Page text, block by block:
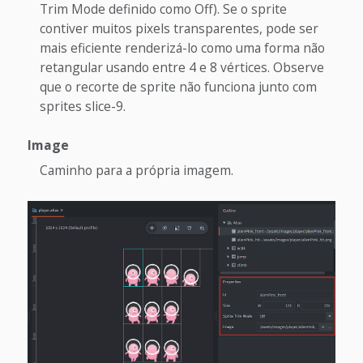
Trim Mode definido como Off). Se o sprite
contiver muitos pixels transparentes, pode ser
mais eficiente renderizá-lo como uma forma não
retangular usando entre 4 e 8 vértices. Observe
que o recorte de sprite não funciona junto com
sprites slice-9.
Image
Caminho para a própria imagem.